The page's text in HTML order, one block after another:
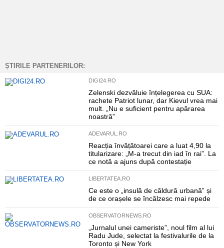
ȘTIRILE PARTENERILOR:
DIGI24.RO
Zelenski dezvăluie înțelegerea cu SUA:
rachete Patriot lunar, dar Kievul vrea mai
mult. „Nu e suficient pentru apărarea
noastră”
ADEVARUL.RO
Reacția învățătoarei care a luat 4,90 la
titularizare: „M-a trecut din iad în rai”. La
ce notă a ajuns după contestație
LIBERTATEA.RO
Ce este o „insulă de căldură urbană” și
de ce orașele se încălzesc mai repede
OBSERVATORNEWS.RO
„Jurnalul unei cameriste”, noul film al lui
Radu Jude, selectat la festivalurile de la
Toronto și New York